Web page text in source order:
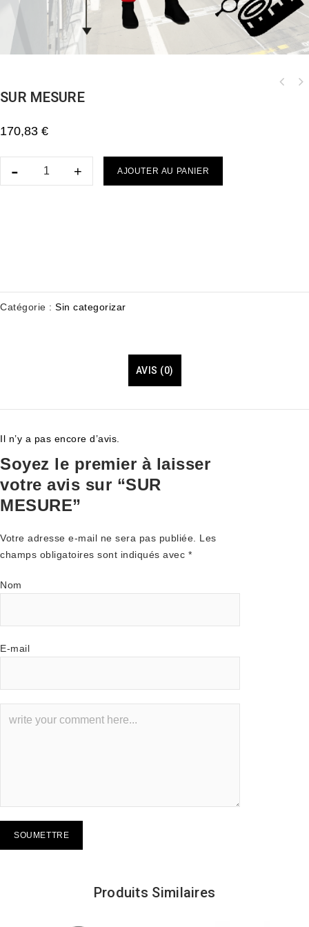
SUR MESURE
170,83 €
AJOUTER AU PANIER
Catégorie : Sin categorizar
AVIS (0)
Il n’y a pas encore d’avis.
Soyez le premier à laisser
votre avis sur “SUR
MESURE”
Votre adresse e-mail ne sera pas publiée. Les
champs obligatoires sont indiqués avec *
Nom
E-mail
Produits Similaires